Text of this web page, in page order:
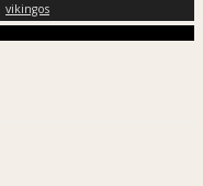
vikingos